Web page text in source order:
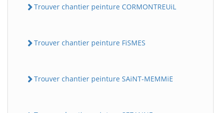
Trouver chantier peinture CORMONTREUiL
Trouver chantier peinture FiSMES
Trouver chantier peinture SAiNT-MEMMiE